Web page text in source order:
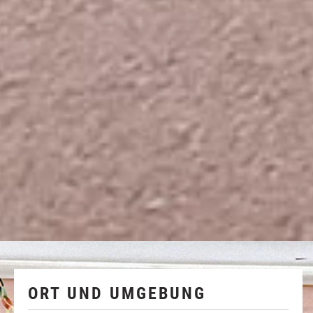
ORT UND UMGEBUNG